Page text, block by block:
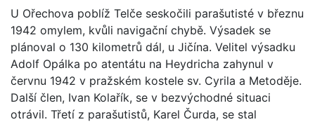
U Ořechova poblíž Telče seskočili parašutisté v březnu
1942 omylem, kvůli navigační chybě. Výsadek se
plánoval o 130 kilometrů dál, u Jičína. Velitel výsadku
Adolf Opálka po atentátu na Heydricha zahynul v
červnu 1942 v pražském kostele sv. Cyrila a Metoděje.
Další člen, Ivan Kolařík, se v bezvýchodné situaci
otrávil. Třetí z parašutistů, Karel Čurda, se stal